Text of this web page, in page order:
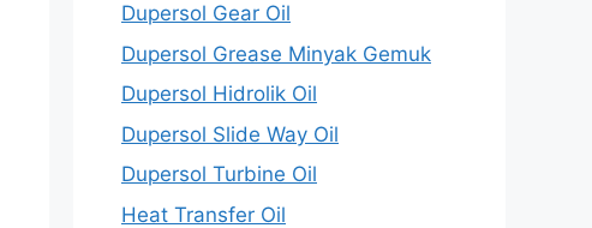
Dupersol Gear Oil
Dupersol Grease Minyak Gemuk
Dupersol Hidrolik Oil
Dupersol Slide Way Oil
Dupersol Turbine Oil
Heat Transfer Oil